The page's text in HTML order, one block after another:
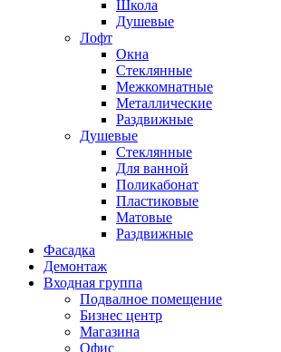
Школа
Душевые
Лофт
Окна
Стеклянные
Межкомнатные
Металлические
Раздвижные
Душевые
Стеклянные
Для ванной
Поликабонат
Пластиковые
Матовые
Раздвижные
Фасадка
Демонтаж
Входная группа
Подвалное помещение
Бизнес центр
Магазина
Офис